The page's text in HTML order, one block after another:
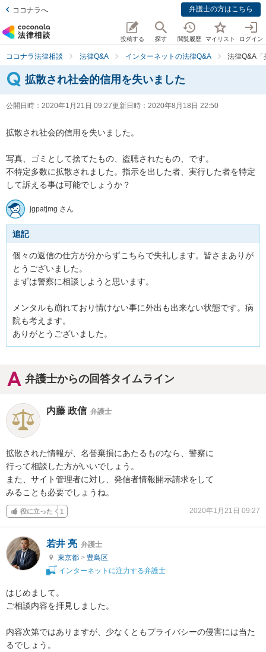
ココナラへ 弁護士の方はこちら
投稿する 探す 閲覧履歴 マイリスト ログイン
ココナラ法律相談 法律Q&A インターネットの法律Q&A 法律Q&A「
拡散され社会的信用を失いました
公開日時： 2020年1月21日 09:27更新日時： 2020年8月18日 22:50
拡散され社会的信用を失いました。
写真、ゴミとして捨てたもの、盗聴されたもの、です。
不特定多数に拡散されました。指示を出した者、実行した者を特定
して訴える事は可能でしょうか？
jgpatjmg さん
追記
個々の返信の仕方が分からずこちらで失礼します。皆さまありが
とうございました。
まずは警察に相談しようと思います。
メンタルも崩れており情けない事に外出も出来ない状態です。病
院も考えます。
ありがとうございました。
弁護士からの回答タイムライン
内藤 政信 弁護士
拡散された情報が、名誉棄損にあたるものなら、警察に
行って相談した方がいいでしょう。
また、サイト管理者に対し、発信者情報開示請求をして
みることも必要でしょうね。
役に立った 1 2020年1月21日 09:27
若井 亮 弁護士
東京都 > 豊島区
インターネットに注力する弁護士
はじめまして。
ご相談内容を拝見しました。
内容次第ではありますが、少なくともプライバシーの侵害には当た
るでしょう。